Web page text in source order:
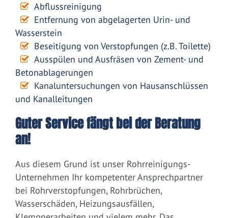
Abflussreinigung
Entfernung von abgelagerten Urin- und
Wasserstein
Beseitigung von Verstopfungen (z.B. Toilette)
Ausspülen und Ausfräsen von Zement- und
Betonablagerungen
Kanaluntersuchungen von Hausanschlüssen
und Kanalleitungen
Guter Service fängt bei der Beratung
an!
Aus diesem Grund ist unser Rohrreinigungs-
Unternehmen Ihr kompetenter Ansprechpartner
bei Rohrverstopfungen, Rohrbrüchen,
Wasserschäden, Heizungsausfällen,